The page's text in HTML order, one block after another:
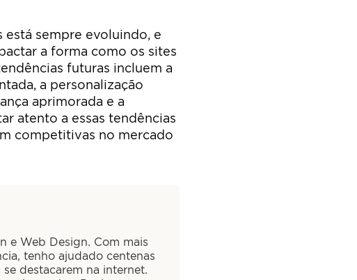
sempre evoluindo, e
a forma como os sites
futuras incluem a
a personalização
aprimorada e a
atento a essas tendências
competitivas no mercado
e Web Design. Com mais
tenho ajudado centenas
destacarem na internet.